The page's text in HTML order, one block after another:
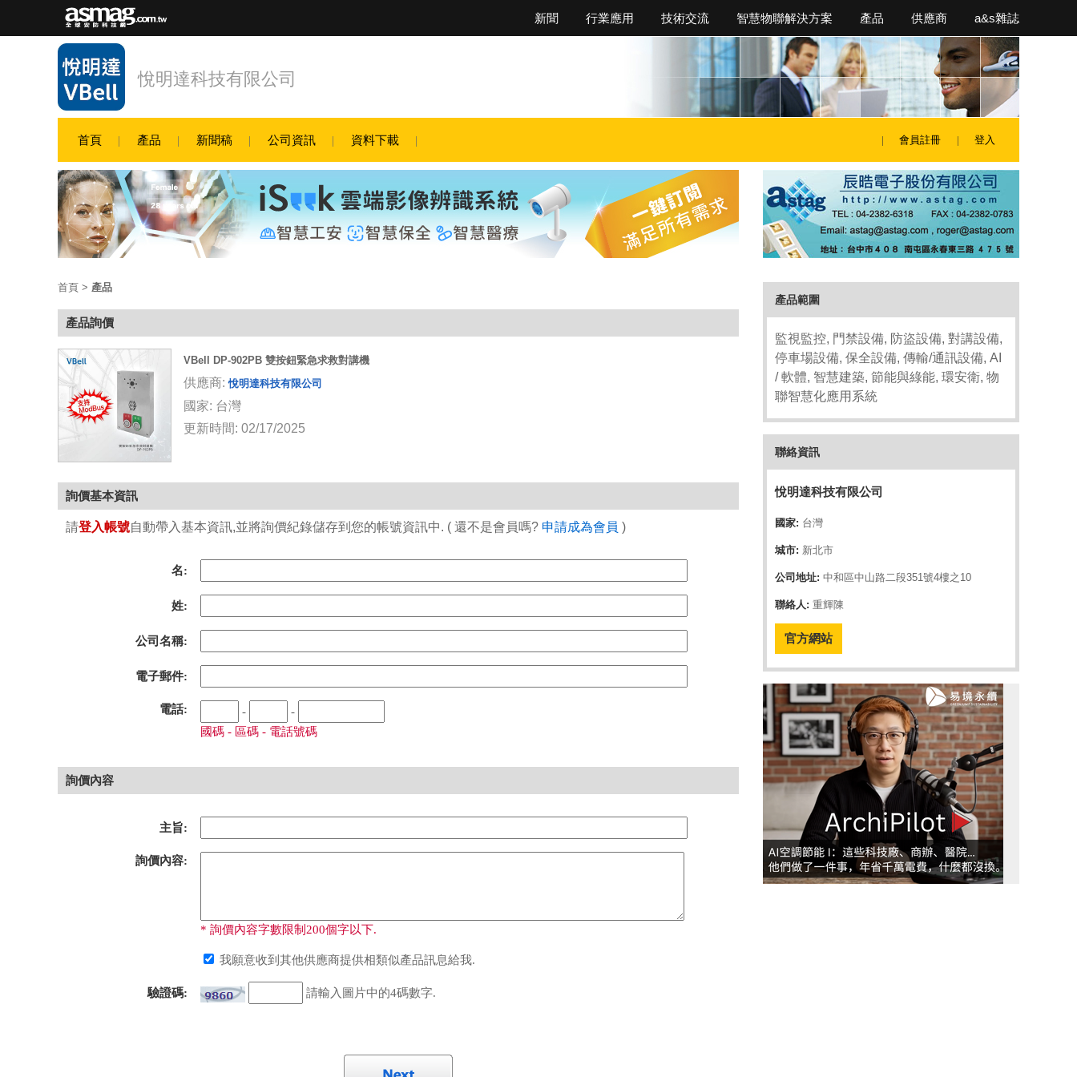
新聞 行業應用 技術交流 智慧物聯解決方案 產品 供應商 a&s雜誌
悅明達科技有限公司
首頁 產品 新聞稿 公司資訊 資料下載 會員註冊 登入
產品範圍
監視監控, 門禁設備, 防盜設備, 對講設備,
停車場設備, 保全設備, 傳輸/通訊設備, AI
/ 軟體, 智慧建築, 節能與綠能, 環安衛, 物
聯智慧化應用系統
聯絡資訊
悅明達科技有限公司
國家: 台灣
城市: 新北市
公司地址: 中和區中山路二段351號4樓之10
聯絡人: 重輝陳
官方網站
首頁 > 產品
產品詢價
VBell DP-902PB 雙按鈕緊急求救對講機
供應商:悅明達科技有限公司
國家: 台灣
更新時間: 02/17/2025
詢價基本資訊
請登入帳號自動帶入基本資訊,並將詢價紀錄儲存到您的帳號資訊中. ( 還不是會員嗎? 申請成為會員 )
名:
姓:
公司名稱:
電子郵件:
電話: -
-
國碼 - 區碼 - 電話號碼
詢價內容
主旨:
詢價內容:
* 詢價內容字數限制200個字以下.
我願意收到其他供應商提供相類似產品訊息給我.
驗證碼: 請輸入圖片中的4碼數字.